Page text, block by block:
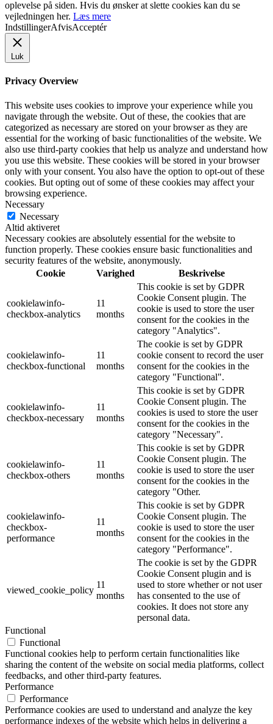
oplevelse på siden. Hvis du ønsker at slette cookies kan du se
vejledningen her. Læs mere
IndstillingerAfvisAcceptér
Luk
Privacy Overview
This website uses cookies to improve your experience while you
navigate through the website. Out of these, the cookies that are
categorized as necessary are stored on your browser as they are
essential for the working of basic functionalities of the website. We
also use third-party cookies that help us analyze and understand how
you use this website. These cookies will be stored in your browser
only with your consent. You also have the option to opt-out of these
cookies. But opting out of some of these cookies may affect your
browsing experience.
Necessary
Necessary
Altid aktiveret
Necessary cookies are absolutely essential for the website to
function properly. These cookies ensure basic functionalities and
security features of the website, anonymously.
Cookie
Varighed Beskrivelse
cookielawinfo-
checkbox-analytics
11
months
This cookie is set by GDPR
Cookie Consent plugin. The
cookie is used to store the user
consent for the cookies in the
category "Analytics".
cookielawinfo-
checkbox-functional
11
months
The cookie is set by GDPR
cookie consent to record the user
consent for the cookies in the
category "Functional".
cookielawinfo-
checkbox-necessary
11
months
This cookie is set by GDPR
Cookie Consent plugin. The
cookies is used to store the user
consent for the cookies in the
category "Necessary".
cookielawinfo-
checkbox-others
11
months
This cookie is set by GDPR
Cookie Consent plugin. The
cookie is used to store the user
consent for the cookies in the
category "Other.
cookielawinfo-
checkbox-
performance
11
months
This cookie is set by GDPR
Cookie Consent plugin. The
cookie is used to store the user
consent for the cookies in the
category "Performance".
viewed_cookie_policy
11
months
The cookie is set by the GDPR
Cookie Consent plugin and is
used to store whether or not user
has consented to the use of
cookies. It does not store any
personal data.
Functional
Functional
Functional cookies help to perform certain functionalities like
sharing the content of the website on social media platforms, collect
feedbacks, and other third-party features.
Performance
Performance
Performance cookies are used to understand and analyze the key
performance indexes of the website which helps in delivering a